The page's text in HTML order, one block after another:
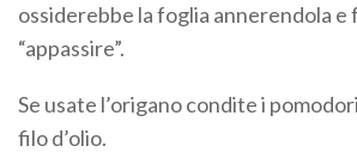
ossiderebbe la foglia annerendola e
“appassire”.
Se usate l’origano condite i
filo d’olio.